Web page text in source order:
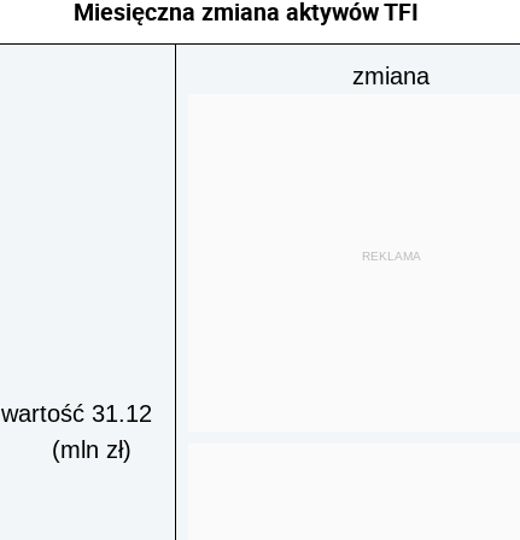
Miesięczna zmiana aktywów TFI
wartość 31.12
(mln zł)
zmiana
REKLAMA